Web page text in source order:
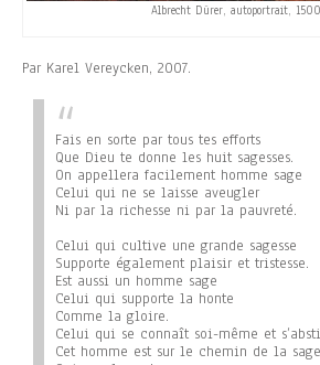
Albrecht Dürer, autoportrait,
Par Karel Vereycken, 2007.
Fais en sorte par tous tes efforts
Que Dieu te donne les huit sagesses.
On appellera facilement homme sage
Celui qui ne se laisse aveugler
Ni par la richesse ni par la pauvreté.
Celui qui cultive une grande sagesse
Supporte également plaisir et tristesse.
Est aussi un homme sage
Celui qui supporte la honte
Comme la gloire.
Celui qui se connaît soi-même et
Cet homme est sur le chemin de la